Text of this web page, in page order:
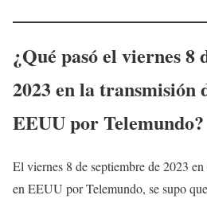
¿Qué pasó el viernes 8
2023 en la transmisión
EEUU por Telemundo?
El viernes 8 de septiembre de 2023
en EEUU por Telemundo, se supo